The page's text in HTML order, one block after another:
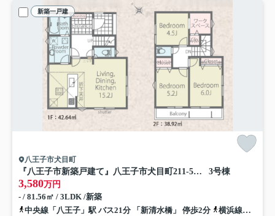
新築一戸建
八王子市犬目町
『八王子市新築戸建て』八王子市犬目町211-5【仲介手数料無料】 ２５−１期 3号棟
3,580万円
- / 81.56㎡ / 3LDK /新築
中央線「八王子」駅 バス21分 「新清水橋」 停歩2分
横浜線「八王子」駅 バス21分 「新清水橋」 停歩2分